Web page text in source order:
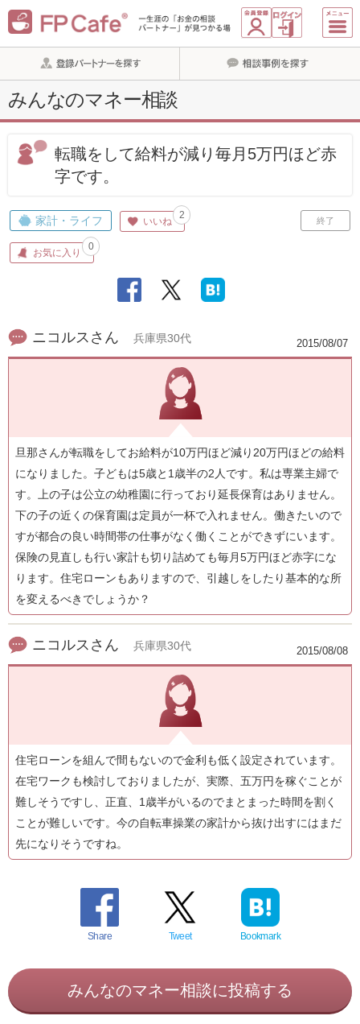
みんなのマネー相談
転職をして給料が減り毎月5万円ほど赤
字です。
家計・ライフ いいね
2
お気に入り
0
終了
ニコルスさん 兵庫県30代 2015/08/07
旦那さんが転職をしてお給料が10万円ほど減り20万円ほどの給料
になりました。子どもは5歳と1歳半の2人です。私は専業主婦で
す。上の子は公立の幼稚園に行っており延長保育はありません。
下の子の近くの保育園は定員が一杯で入れません。働きたいので
すが都合の良い時間帯の仕事がなく働くことができずにいます。
保険の見直しも行い家計も切り詰めても毎月5万円ほど赤字にな
ります。住宅ローンもありますので、引越しをしたり基本的な所
を変えるべきでしょうか？
ニコルスさん 兵庫県30代 2015/08/08
住宅ローンを組んで間もないので金利も低く設定されています。
在宅ワークも検討しておりましたが、実際、五万円を稼ぐことが
難しそうですし、正直、1歳半がいるのでまとまった時間を割く
ことが難しいです。今の自転車操業の家計から抜け出すにはまだ
先になりそうですね。
Share Tweet Bookmark
みんなのマネー相談に投稿する